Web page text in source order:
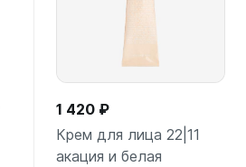
1 420 ₽
Крем для лица 22|11
акация и белая